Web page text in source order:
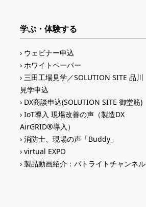
学ぶ・体験する
ウェビナー申込
ホワイトペーパー
三田工場見学／SOLUTION SITE 品川
見学申込
DX商談申込(SOLUTION SITE 御堂筋)
IoT導入 現場改善の声（製造DX
AirGRID®導入）
消防士、現場の声「Buddy」
virtual EXPO
製品動画紹介：パトライトチャンネル